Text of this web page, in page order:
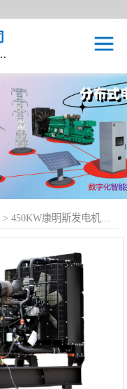
end brand diesel generator sets.
> 450KW康明斯发电机组（KTA19-G4柴油机）